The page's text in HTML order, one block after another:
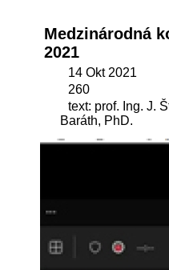
Medzinárodná
2021
14 Okt 2021
260
text: prof. Ing. J.
Baráth, PhD.